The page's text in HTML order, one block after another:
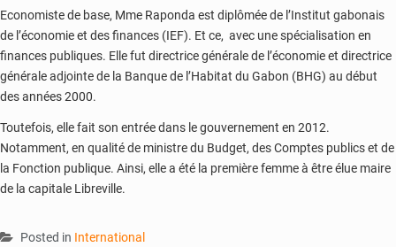
Economiste de base, Mme Raponda est diplômée de l’Institut gabonais
de l’économie et des finances (IEF). Et ce, avec une spécialisation en
finances publiques. Elle fut directrice générale de l’économie et directrice
générale adjointe de la Banque de l’Habitat du Gabon (BHG) au début
des années 2000.
Toutefois, elle fait son entrée dans le gouvernement en 2012.
Notamment, en qualité de ministre du Budget, des Comptes publics et de
la Fonction publique. Ainsi, elle a été la première femme à être élue maire
de la capitale Libreville.
Posted in International